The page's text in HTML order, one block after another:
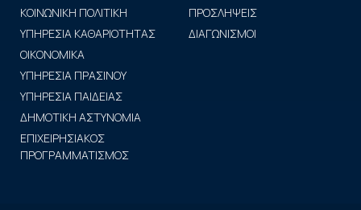
ΚΟΙΝΩΝΙΚΗ ΠΟΛΙΤΙΚΗ
ΥΠΗΡΕΣΙΑ ΚΑΘΑΡΙΟΤΗΤΑΣ
ΟΙΚΟΝΟΜΙΚΑ
ΥΠΗΡΕΣΙΑ ΠΡΑΣΙΝΟΥ
ΥΠΗΡΕΣΙΑ ΠΑΙΔΕΙΑΣ
ΔΗΜΟΤΙΚΗ ΑΣΤΥΝΟΜΙΑ
ΕΠΙΧΕΙΡΗΣΙΑΚΟΣ
ΠΡΟΓΡΑΜΜΑΤΙΣΜΟΣ
ΠΡΟΣΛΗΨΕΙΣ
ΔΙΑΓΩΝΙΣΜΟΙ